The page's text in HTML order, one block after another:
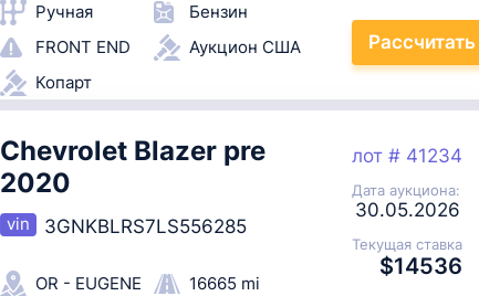
Ручная
Бензин
FRONT END
Аукцион США
Копарт
Рассчитать
Chevrolet Blazer pre
2020
3GNKBLRS7LS556285
OR - EUGENE
16665 mi
лот # 41234
Дата аукциона:
30.05.2026
Текущая ставка
$14536